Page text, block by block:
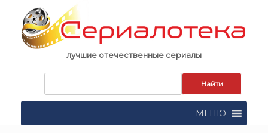
content
лучшие отечественные сериалы
поиска:
МЕНЮ